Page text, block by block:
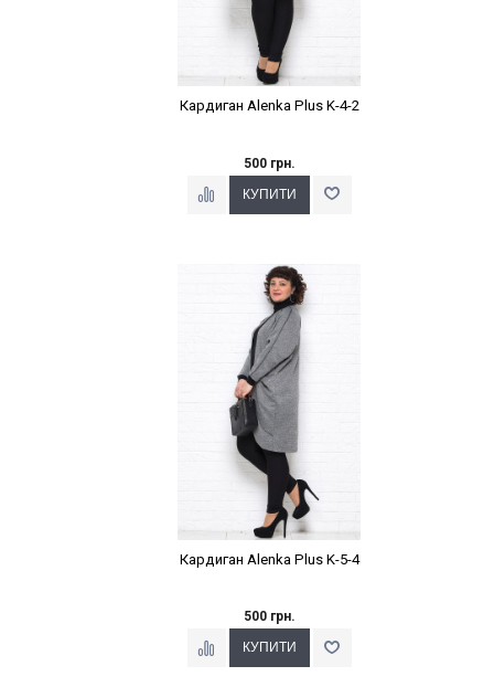
Кардиган Alenka Plus K-4-2
500 грн.
Наклейки Варіант з %
Кардиган Alenka Plus K-5-4
500 грн.